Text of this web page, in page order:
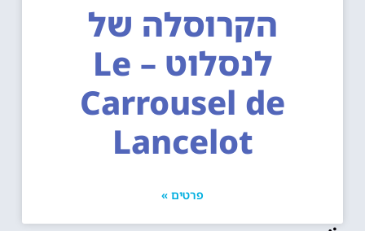
הקרוסלה של
לנסלוט – Le
Carrousel de
Lancelot
פרטים »